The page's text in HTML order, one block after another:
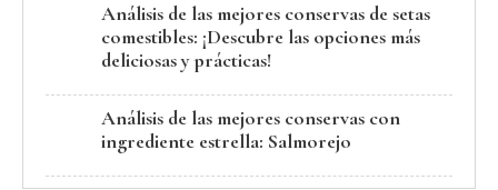
Análisis de las mejores conservas de setas
comestibles: ¡Descubre las opciones más
deliciosas y prácticas!
Análisis de las mejores conservas con
ingrediente estrella: Salmorejo